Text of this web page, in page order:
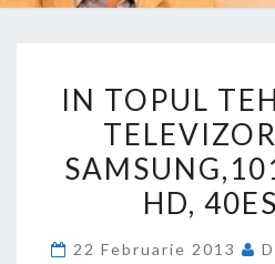
IN TOPUL
HD,
22 Februarie 2013